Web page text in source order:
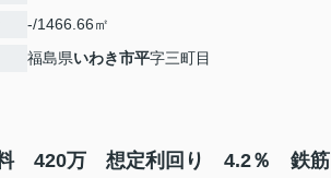
-/1466.66㎡
福島県いわき市平字三町目
料 420万 想定利回り 4.2％ 鉄筋